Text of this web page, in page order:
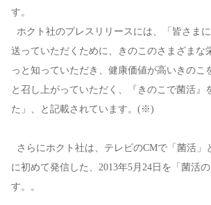
す。
ホクト社のプレスリリースには、「皆さま
送っていただくために、きのこのさまざまな
っと知っていただき、健康価値が高いきのこ
と召し上がっていただく、『きのこで菌活』
た」、と記載されています。(※)
さらにホクト社は、テレビのCMで「菌活」
に初めて発信した、2013年5月24日を「菌活
す。。